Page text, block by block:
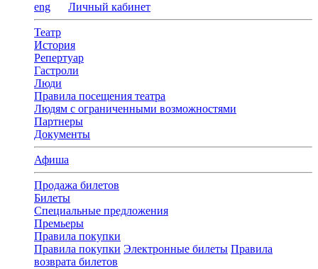
eng Личный кабинет
Театр
История
Репертуар
Гастроли
Люди
Правила посещения театра
Людям с ограниченными возможностями
Партнеры
Документы
Афиша
Продажа билетов
Билеты
Специальные предложения
Премьеры
Правила покупки
Правила покупки Электронные билеты Правила
возврата билетов